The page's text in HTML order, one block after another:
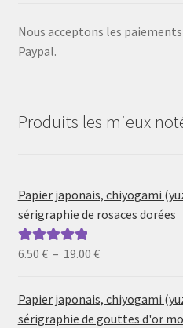
Nous acceptons les
Paypal.
Produits les mieux
Papier japonais, chiyogami
sérigraphie de rosaces dorées
Note5.00sur
6.50 € – 19.00 €Plage
prix :
6.50 €
Papier japonais, chiyogami
sérigraphie de gouttes d'or